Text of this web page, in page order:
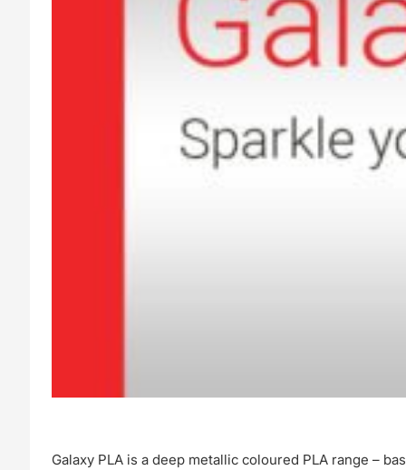
Galaxy PLA is a deep metallic coloured PLA range –